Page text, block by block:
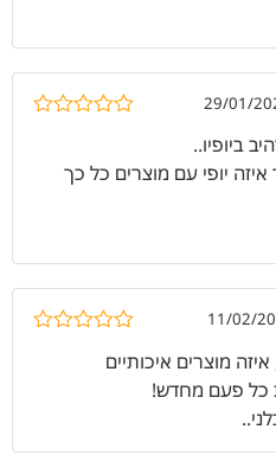
29/01/
ביופיו..
איזה יופי עם מוצרים כל כך
5
11/02/
איזה מוצרים איכותיים
פעם מחדש!